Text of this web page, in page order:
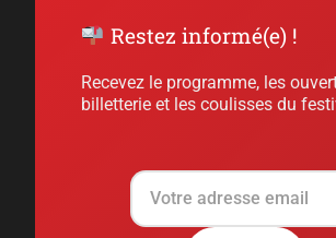
Restez informé(e) !
Recevez le programme, les
billetterie et les coulisses du